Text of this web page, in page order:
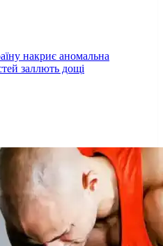
накриє аномальна
заллють дощі